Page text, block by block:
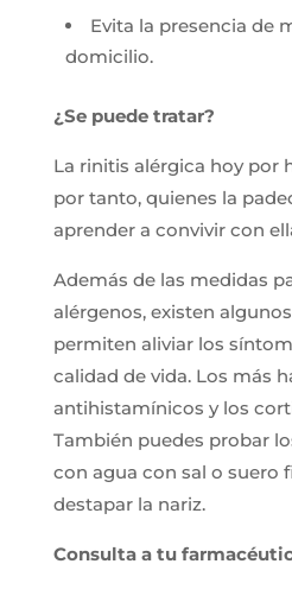
Evita la presencia de
domicilio.
¿Se puede tratar?
La rinitis alérgica hoy por
por tanto, quienes la
aprender a convivir con
Además de las medidas
alérgenos, existen
permiten aliviar los
calidad de vida. Los más
antihistamínicos y los
También puedes probar
con agua con sal o suero
destapar la nariz.
Consulta a tu